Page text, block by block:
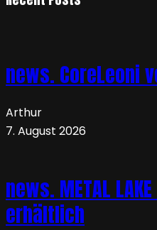
news. CoreLeoni
Arthur
7. August 2026
news. METAL
erhältlich